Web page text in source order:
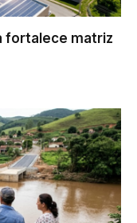
fortalece matriz